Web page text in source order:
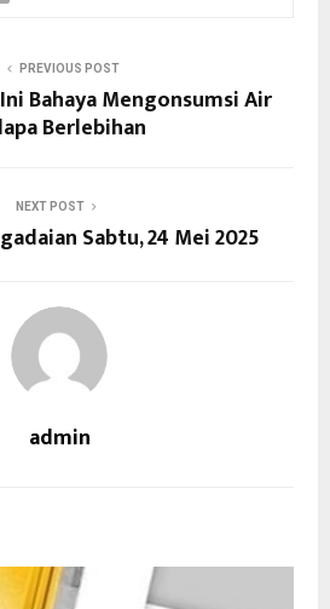
PREVIOUS POST
Bahaya Mengonsumsi Air
Berlebihan
NEXT POST
Sabtu, 24 Mei 2025
admin